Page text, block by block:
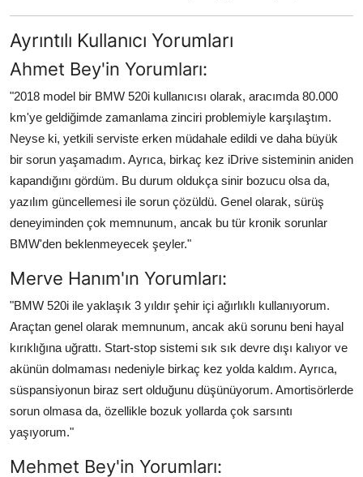
Ayrıntılı Kullanıcı Yorumları
Ahmet Bey'in Yorumları:
"2018 model bir BMW 520i kullanıcısı olarak, aracımda 80.000
km'ye geldiğimde zamanlama zinciri problemiyle karşılaştım.
Neyse ki, yetkili serviste erken müdahale edildi ve daha büyük
bir sorun yaşamadım. Ayrıca, birkaç kez iDrive sisteminin aniden
kapandığını gördüm. Bu durum oldukça sinir bozucu olsa da,
yazılım güncellemesi ile sorun çözüldü. Genel olarak, sürüş
deneyiminden çok memnunum, ancak bu tür kronik sorunlar
BMW'den beklenmeyecek şeyler."
Merve Hanım'ın Yorumları:
"BMW 520i ile yaklaşık 3 yıldır şehir içi ağırlıklı kullanıyorum.
Araçtan genel olarak memnunum, ancak akü sorunu beni hayal
kırıklığına uğrattı. Start-stop sistemi sık sık devre dışı kalıyor ve
akünün dolmaması nedeniyle birkaç kez yolda kaldım. Ayrıca,
süspansiyonun biraz sert olduğunu düşünüyorum. Amortisörlerde
sorun olmasa da, özellikle bozuk yollarda çok sarsıntı
yaşıyorum."
Mehmet Bey'in Yorumları: